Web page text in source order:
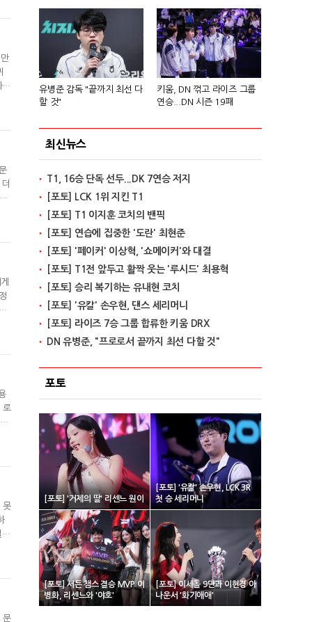
른
로
못
어
문
유병준 감독 "끝까지 최선 다
할 것"
키움, DN 꺾고 라이즈 그룹
연승...DN 시즌 19패
최신뉴스
T1, 16승 단독 선두...DK 7연승 저지
[포토] LCK 1위 지킨 T1
[포토] T1 이지훈 코치의 밴픽
[포토] 연습에 집중한 '도란' 최현준
[포토] '페이커' 이상혁, '쇼메이커'와 대결
[포토] T1전 앞두고 활짝 웃는 '루시드' 최용혁
[포토] 승리 복기하는 유내현 코치
[포토] '유칼' 손우현, 댄스 세리머니
[포토] 라이즈 7승 그룹 합류한 키움 DRX
DN 유병준, "프로로서 끝까지 최선 다할 것"
포토
[포토] '거제의 딸' 리센느 원이
[포토] '유칼' 손우현, LCK 3R
첫 승 세리머니
[포토] 서든 챔스 결승 MVP 이
병화, 리센느와 '야호'
[포토] 이세돌 9단과 이현경 아
나운서 '화기애애'